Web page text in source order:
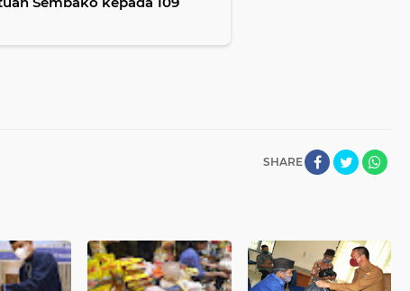
SHARE